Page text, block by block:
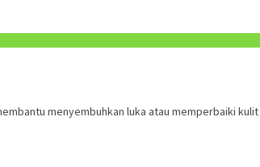
menyembuhkan luka atau memperbaiki kulit